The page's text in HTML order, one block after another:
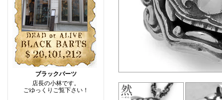
ブラックバーツ
店長の小林です。
ごゆっくりご覧下さい！